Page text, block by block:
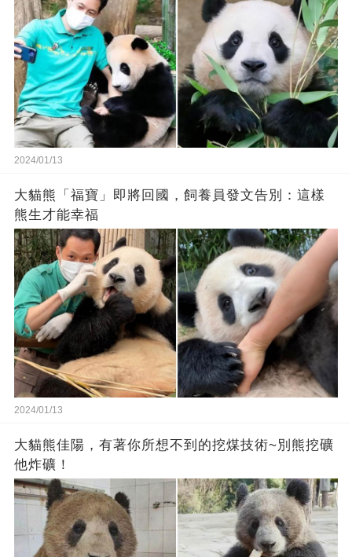
2024/01/13
大貓熊「福寶」即將回國，飼養員發文告別：這樣
熊生才能幸福
2024/01/13
大貓熊佳陽，有著你所想不到的挖煤技術~別熊挖礦
他炸礦！